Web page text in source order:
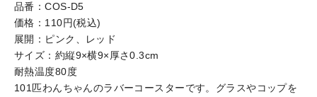
品番：COS-D5
価格：110円(税込)
展開：ピンク、レッド
サイズ：約縦9×横9×厚さ0.3cm
耐熱温度80度
101匹わんちゃんのラバーコースターです。グラスやコップを